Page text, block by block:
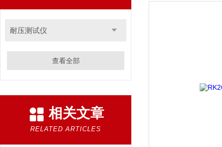
耐压测试仪
查看全部
相关文章
RELATED ARTICLES